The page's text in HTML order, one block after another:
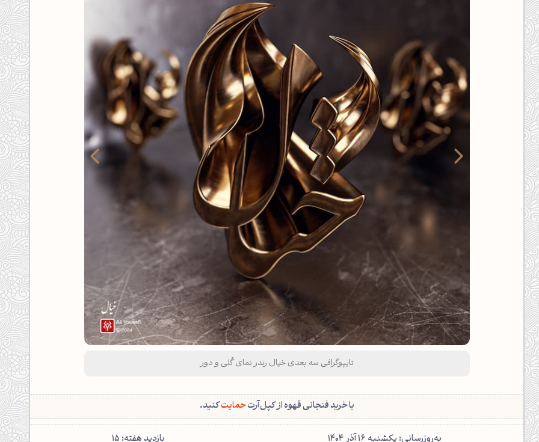
تایپوگرافی سه بعدی خیال رندر نمای کُلی و دور
با خرید فنجانی قهوه از کپل‌آرتحمایتکنید.